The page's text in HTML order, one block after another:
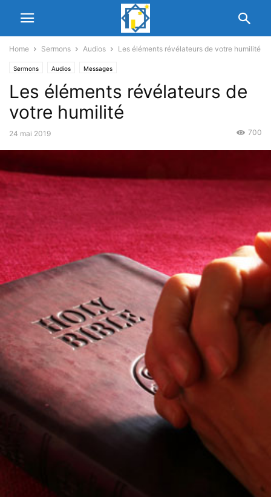
Home Sermons Audios Les éléments révélateurs de votre humilité
Sermons Audios Messages
Les éléments révélateurs de
votre humilité
24 mai 2019 700